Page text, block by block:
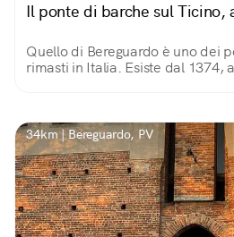
Il ponte di barche sul Ticino,
Quello di Bereguardo è uno dei pochi
rimasti in Italia. Esiste dal 1374,
34km | Bereguardo, PV